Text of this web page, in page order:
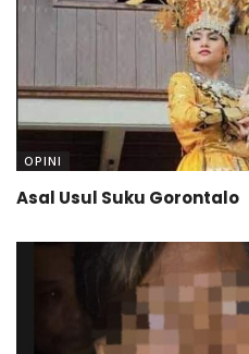
OPINI
Asal Usul Suku Gorontalo